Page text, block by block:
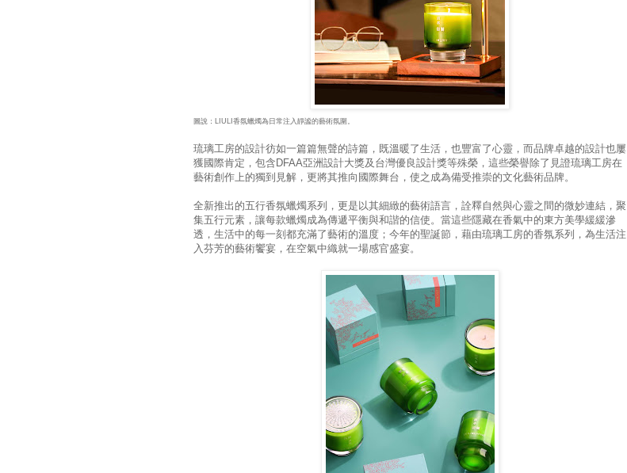
圖說：LIULI香氛蠟燭為日常注入靜謐的藝術氛圍。
琉璃工房的設計彷如一篇篇無聲的詩篇，既溫暖了生活，也豐富了心靈，而品牌卓越的設計也屢
獲國際肯定，包含DFAA亞洲設計大獎及台灣優良設計獎等殊榮，這些榮譽除了見證琉璃工房在
藝術創作上的獨到見解，更將其推向國際舞台，使之成為備受推崇的文化藝術品牌。
全新推出的五行香氛蠟燭系列，更是以其細緻的藝術語言，詮釋自然與心靈之間的微妙連結，聚
集五行元素，讓每款蠟燭成為傳遞平衡與和諧的信使。當這些隱藏在香氣中的東方美學緩緩滲
透，生活中的每一刻都充滿了藝術的溫度；今年的聖誕節，藉由琉璃工房的香氛系列，為生活注
入芬芳的藝術饗宴，在空氣中織就一場感官盛宴。